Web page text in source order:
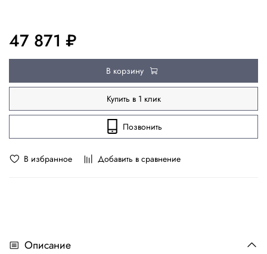
В избранное Добавить в сравнение
47 871 ₽
В корзину
Купить в 1 клик
Позвонить
Описание